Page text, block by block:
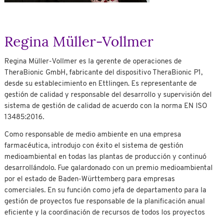
Regina Müller-Vollmer
Regina Müller-Vollmer es la gerente de operaciones de
TheraBionic GmbH, fabricante del dispositivo TheraBionic P1,
desde su establecimiento en Ettlingen. Es representante de
gestión de calidad y responsable del desarrollo y supervisión del
sistema de gestión de calidad de acuerdo con la norma EN ISO
13485:2016.
Como responsable de medio ambiente en una empresa
farmacéutica, introdujo con éxito el sistema de gestión
medioambiental en todas las plantas de producción y continuó
desarrollándolo. Fue galardonado con un premio medioambiental
por el estado de Baden-Württemberg para empresas
comerciales. En su función como jefa de departamento para la
gestión de proyectos fue responsable de la planificación anual
eficiente y la coordinación de recursos de todos los proyectos